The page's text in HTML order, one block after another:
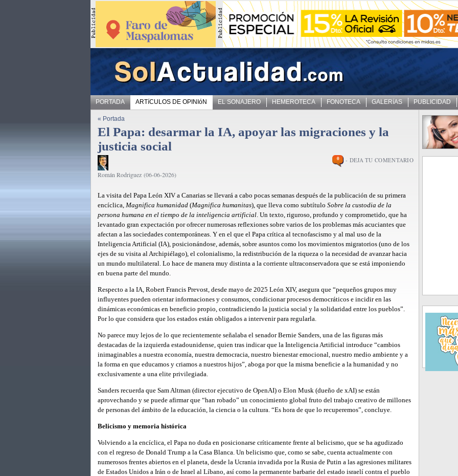
PORTADA
ARTíCULOS DE OPINIóN EL SONAJERO HEMEROTECA FONOTECA GALERíAS PUBLICIDAD
« Portada
El Papa: desarmar la IA, apoyar las migraciones y la
justicia social
Román Rodriguez (06-06-2026)
0 - DEJA TU COMENTARIO
La visita del Papa León XIV a Canarias se llevará a cabo pocas semanas después de la publicación de su primera
encíclica, Magnifica humanidad (Magnifica humanitas), que lleva como subtítulo Sobre la custodia de la
persona humana en el tiempo de la inteligencia artificial. Un texto, riguroso, profundo y comprometido, que ha
levantado gran expectación por ofrecer numerosas reflexiones sobre varios de los problemas más acuciantes que
afectan a las sociedades contemporáneas. Y en el que el Papa crítica al tecnofascismo y al mal uso de la
Inteligencia Artificial (IA), posicionándose, además, sobre asuntos como los movimientos migratorios (uno de los
ejes de su visita al Archipiélago), el colonialismo, la redistribución de la riqueza o la necesidad de avanzar hacia
un mundo multilateral. Lo hace de manera muy distinta a la corriente ultraconservadora que se está imponiendo
en buena parte del mundo.
Respecto a la IA, Robert Francis Prevost, desde mayo de 2025 León XIV, asegura que “pequeños grupos muy
influyentes pueden orientar informaciones y consumos, condicionar procesos democráticos e incidir en las
dinámicas económicas en beneficio propio, contradiciendo la justicia social y la solidaridad entre los pueblos”.
Por lo que considera que los estados están obligados a intervenir para regularla.
No parece muy lejos de lo que recientemente señalaba el senador Bernie Sanders, una de las figuras más
destacadas de la izquierda estadounidense, quien tras indicar que la Inteligencia Artificial introduce “cambios
inimaginables a nuestra economía, nuestra democracia, nuestro bienestar emocional, nuestro medio ambiente y a
la forma en que educamos y criamos a nuestros hijos”, aboga por que la misma beneficie a la humanidad y no
exclusivamente a una elite privilegiada.
Sanders recuerda que Sam Altman (director ejecutivo de OpenAI) o Elon Musk (dueño de xAI) se están
aprovechando y se puede afirmar que “han robado” un conocimiento global fruto del trabajo creativo de millones
de personas del ámbito de la educación, la ciencia o la cultura. “Es hora de que lo recuperemos”, concluye.
Belicismo y memoria histórica
Volviendo a la encíclica, el Papa no duda en posicionarse críticamente frente al belicismo, que se ha agudizado
con el regreso de Donald Trump a la Casa Blanca. Un belicismo que, como se sabe, cuenta actualmente con
numerosos frentes abiertos en el planeta, desde la Ucrania invadida por la Rusia de Putin a las agresiones militares
de Estados Unidos a Irán o de Israel al Líbano, así como la permanente barbarie del estado israelí contra el pueblo